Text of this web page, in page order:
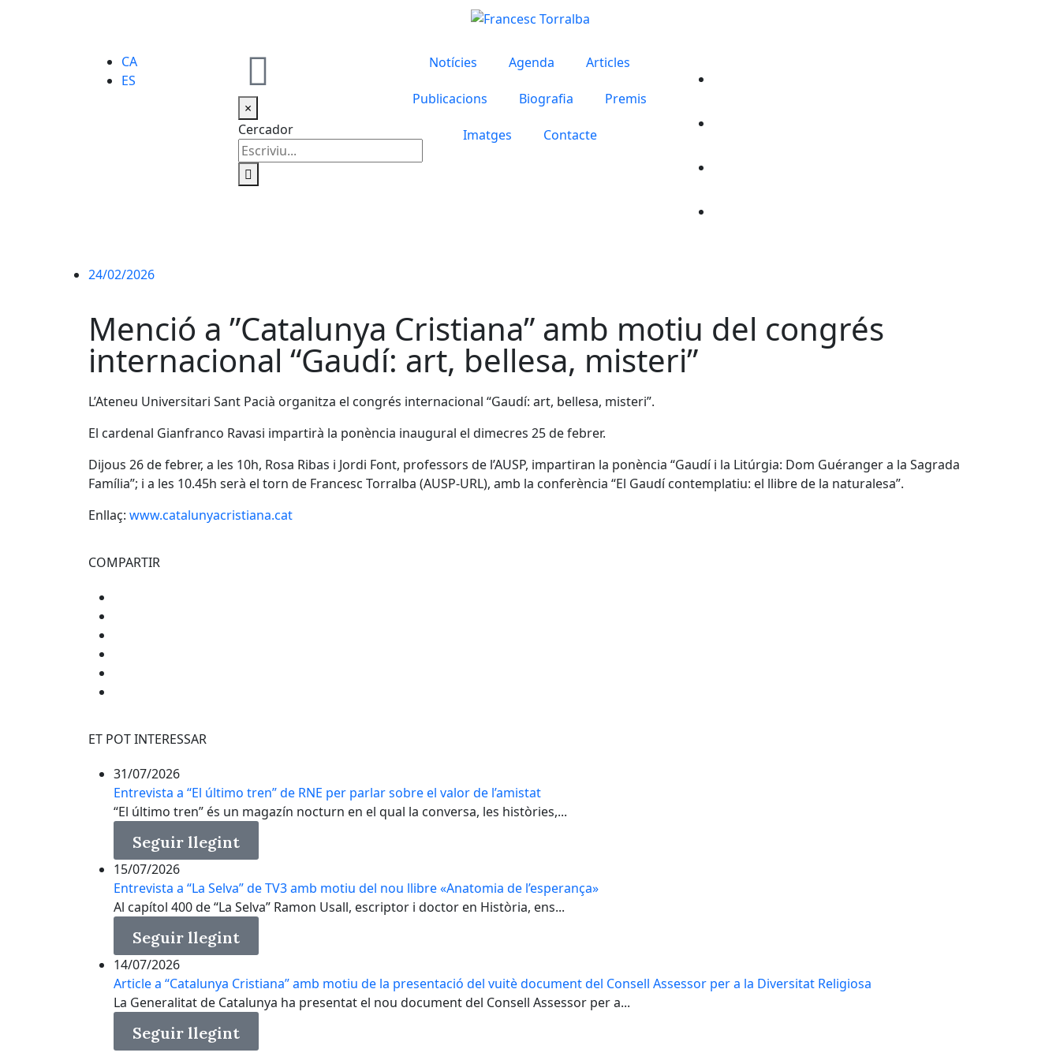
CA
ES
×
Cercador
Notícies Agenda Articles
Publicacions Biografia Premis
Imatges Contacte
24/02/2026
Menció a ”Catalunya Cristiana” amb motiu del congrés
internacional “Gaudí: art, bellesa, misteri”
L’Ateneu Universitari Sant Pacià organitza el congrés internacional “Gaudí: art, bellesa, misteri”.
El cardenal Gianfranco Ravasi impartirà la ponència inaugural el dimecres 25 de febrer.
Dijous 26 de febrer, a les 10h, Rosa Ribas i Jordi Font, professors de l’AUSP, impartiran la ponència “Gaudí i la Litúrgia: Dom Guéranger a la Sagrada
Família”; i a les 10.45h serà el torn de Francesc Torralba (AUSP-URL), amb la conferència “El Gaudí contemplatiu: el llibre de la naturalesa”.
Enllaç: www.catalunyacristiana.cat
COMPARTIR
ET POT INTERESSAR
31/07/2026
Entrevista a “El último tren” de RNE per parlar sobre el valor de l’amistat
“El último tren” és un magazín nocturn en el qual la conversa, les històries,...
Seguir llegint
15/07/2026
Entrevista a “La Selva” de TV3 amb motiu del nou llibre «Anatomia de l’esperança»
Al capítol 400 de “La Selva” Ramon Usall, escriptor i doctor en Història, ens...
Seguir llegint
14/07/2026
Article a “Catalunya Cristiana” amb motiu de la presentació del vuitè document del Consell Assessor per a la Diversitat Religiosa
La Generalitat de Catalunya ha presentat el nou document del Consell Assessor per a...
Seguir llegint